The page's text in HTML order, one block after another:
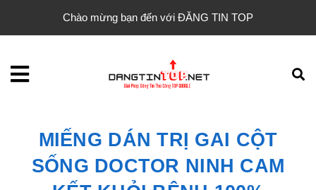
Chào mừng bạn đến với ĐĂNG TIN TOP
MIẾNG DÁN TRỊ GAI CỘT
SỐNG DOCTOR NINH CAM